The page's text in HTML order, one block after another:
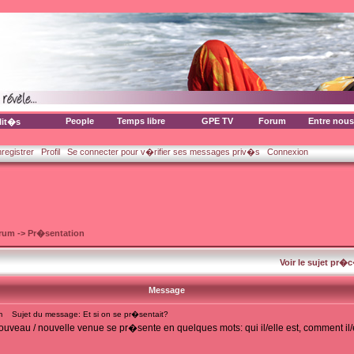
People Temps libre GPE TV Forum Entre nous
Profil Se connecter pour v�rifier ses messages priv�s Connexion
-> Pr�sentation
Voir le sujet
Message
Sujet du message: Et si on se pr�sentait?
/ nouvelle venue se pr�sente en quelques mots: qui il/elle est, comment